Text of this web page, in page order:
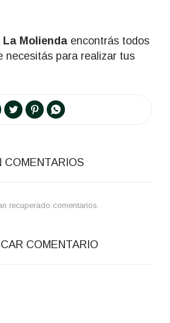
La Molienda encontrás todos
necesitás para realizar tus
  
COMENTARIOS
recuperado comentarios.
COMENTARIO